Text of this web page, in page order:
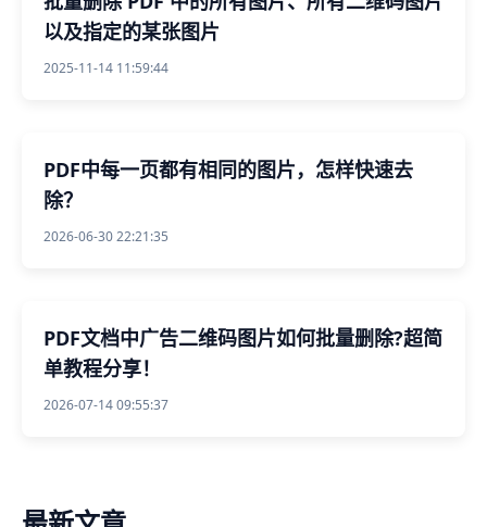
以及指定的某张图片
2025-11-14 11:59:44
PDF中每一页都有相同的图片，怎样快速去
除？
2026-06-30 22:21:35
PDF文档中广告二维码图片如何批量删除?超简
单教程分享！
2026-07-14 09:55:37